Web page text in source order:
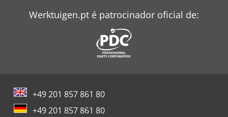
Werktuigen.pt é patrocinador oficial de:
+49 201 857 861 80
+49 201 857 861 80